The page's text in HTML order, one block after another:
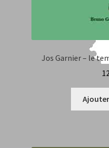
Jos Garnier – le